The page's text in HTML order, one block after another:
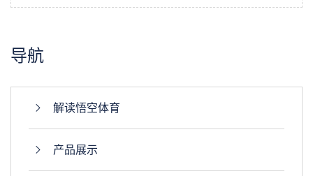
导航
解读悟空体育
产品展示